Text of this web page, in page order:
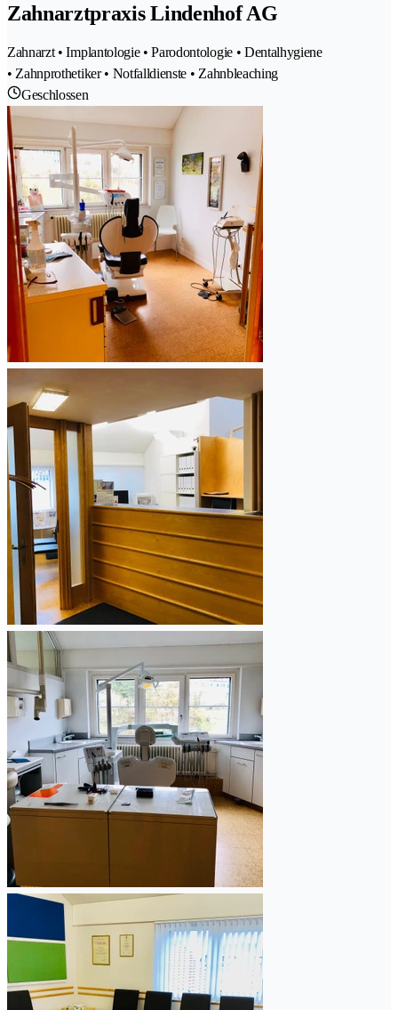
Zahnarztpraxis Lindenhof AG
Zahnarzt • Implantologie • Parodontologie • Dentalhygiene
• Zahnprothetiker • Notfalldienste • Zahnbleaching
Geschlossen